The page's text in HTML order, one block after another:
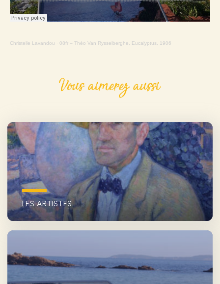
Christelle Lavandou · 08fr – Théo Van Rysselberghe, Eucalyptus, 1906
Vous aimerez aussi
LES ARTISTES